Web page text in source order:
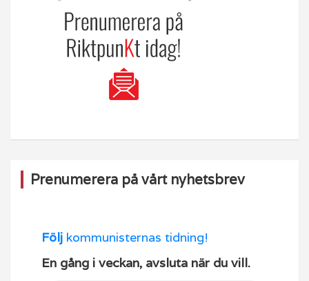
Prenumerera på vårt nyhetsbrev
Följ kommunisternas tidning!
En gång i veckan, avsluta när du vill.